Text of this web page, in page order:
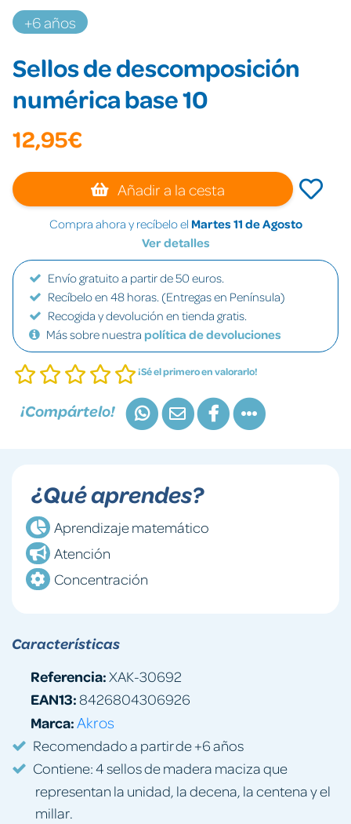
+6 años
Sellos de descomposición
numérica base 10
12,95€
Añadir a la cesta
Compra ahora y recíbelo el Martes 11 de Agosto
Ver detalles
Envío gratuito a partir de 50 euros.
Recíbelo en 48 horas. (Entregas en Península)
Recogida y devolución en tienda gratis.
Más sobre nuestra política de devoluciones
¡Sé el primero en valorarlo!
¡Compártelo!
¿Qué aprendes?
Aprendizaje matemático
Atención
Concentración
Características
Referencia:XAK-30692
EAN13:8426804306926
Marca: Akros
Recomendado a partir de +6 años
Contiene: 4 sellos de madera maciza que
representan la unidad, la decena, la centena y el
millar.